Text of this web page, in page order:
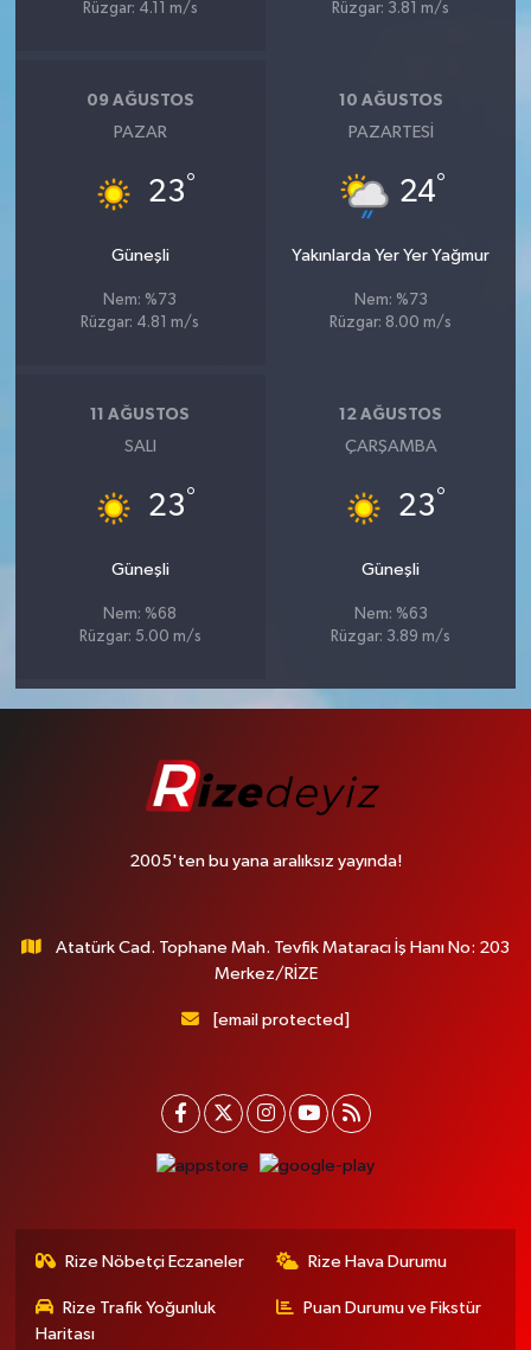
Rüzgar: 4.11 m/s
Rüzgar: 3.81 m/s
09 AĞUSTOS
PAZAR
23°
Güneşli
Nem: %73
Rüzgar: 4.81 m/s
10 AĞUSTOS
PAZARTESI
24°
Yakınlarda Yer Yer Yağmur
Nem: %73
Rüzgar: 8.00 m/s
11 AĞUSTOS
SALI
23°
Güneşli
Nem: %68
Rüzgar: 5.00 m/s
12 AĞUSTOS
ÇARŞAMBA
23°
Güneşli
Nem: %63
Rüzgar: 3.89 m/s
2005'ten bu yana aralıksız yayında!
Atatürk Cad. Tophane Mah. Tevfik Mataracı İş Hanı No: 203
Merkez/RİZE
[email protected]
Rize Nöbetçi Eczaneler Rize Hava Durumu
Rize Trafik Yoğunluk
Haritası
Puan Durumu ve Fikstür